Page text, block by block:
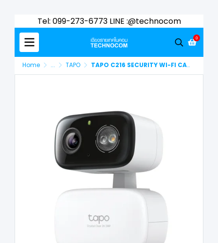
Tel: 099-273-6773 LINE :@technocom
0
Home ... TAPO TAPO C216 SECURITY WI-FI CAMERA IN DOOR/OUT DOOR PAN/TILT